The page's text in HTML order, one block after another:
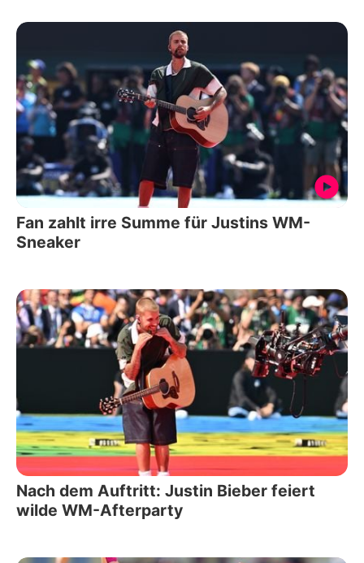
Fan zahlt irre Summe für Justins WM-
Sneaker
Nach dem Auftritt: Justin Bieber feiert
wilde WM-Afterparty